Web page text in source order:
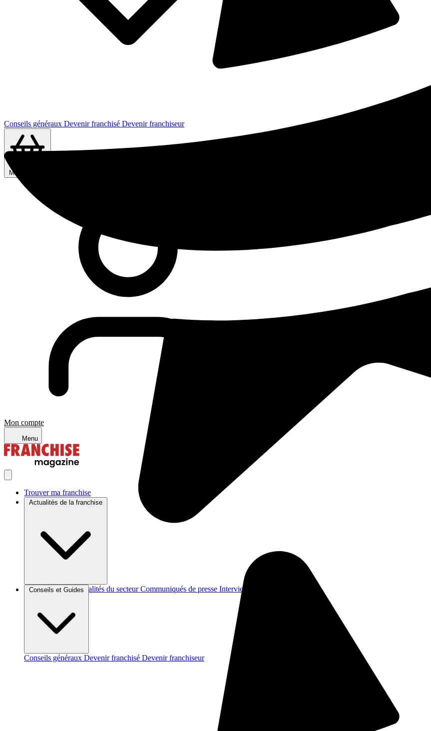
Conseils généraux Devenir franchisé Devenir franchiseur
Ma sélection
Mon compte
Menu
Trouver ma franchise
Actualités de la franchise
Brèves et actus Actualités du secteur Communiqués de presse Interviews
Conseils et Guides
Conseils généraux Devenir franchisé Devenir franchiseur